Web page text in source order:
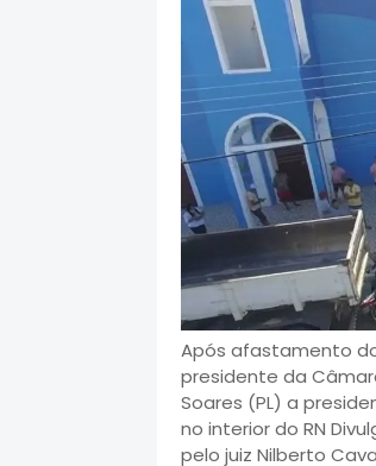
Após afastamento
presidente da
Soares (PL) a
no interior do RN
pelo juiz Nilberto